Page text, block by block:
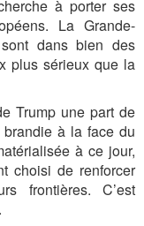
à porter ses
La Grande-
dans bien des
plus sérieux que la
Trump une part de
à la face du
à ce jour,
choisi de renforcer
frontières. C’est